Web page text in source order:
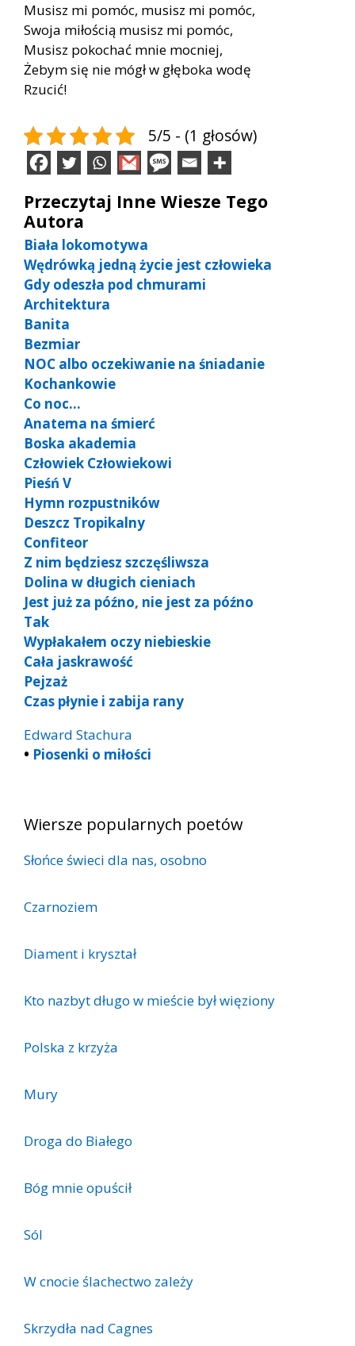
Musisz mi pomóc, musisz mi pomóc,
Swoja miłością musisz mi pomóc,
Musisz pokochać mnie mocniej,
Żebym się nie mógł w głęboka wodę
Rzucić!
5/5 - (1 głosów)
Przeczytaj Inne Wiesze Tego
Autora
Biała lokomotywa
Wędrówką jedną życie jest człowieka
Gdy odeszła pod chmurami
Architektura
Banita
Bezmiar
NOC albo oczekiwanie na śniadanie
Kochankowie
Co noc…
Anatema na śmierć
Boska akademia
Człowiek Człowiekowi
Pieśń V
Hymn rozpustników
Deszcz Tropikalny
Confiteor
Z nim będziesz szczęśliwsza
Dolina w długich cieniach
Jest już za późno, nie jest za późno
Tak
Wypłakałem oczy niebieskie
Cała jaskrawość
Pejzaż
Czas płynie i zabija rany
Edward Stachura
• Piosenki o miłości
Wiersze popularnych poetów
Słońce świeci dla nas, osobno
Czarnoziem
Diament i kryształ
Kto nazbyt długo w mieście był więziony
Polska z krzyża
Mury
Droga do Białego
Bóg mnie opuścił
Sól
W cnocie ślachectwo zależy
Skrzydła nad Cagnes